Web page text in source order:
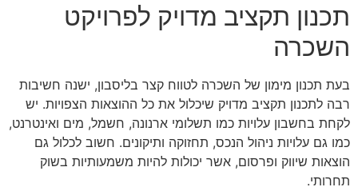
תכנון תקציב מדויק לפרויקט
השכרה
בעת תכנון מימון של השכרה לטווח קצר בליסבון, ישנה חשיבות
רבה לתכנון תקציב מדויק שיכלול את כל ההוצאות הצפויות. יש
לקחת בחשבון עלויות כמו תשלומי ארנונה, חשמל, מים ואינטרנט,
כמו גם עלויות ניהול הנכס, תחזוקה ותיקונים. חשוב לכלול גם
הוצאות שיווק ופרסום, אשר יכולות להיות משמעותיות בשוק
תחרותי.